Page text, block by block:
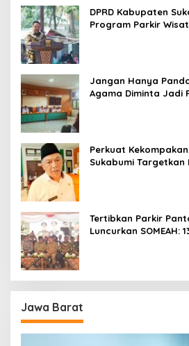
DPRD Kabupaten
Program Parkir
Jangan Hanya
Agama Diminta Jadi
Perkuat
Sukabumi Targetkan
Tertibkan Parkir
Luncurkan SOMEAH:
Jawa Barat